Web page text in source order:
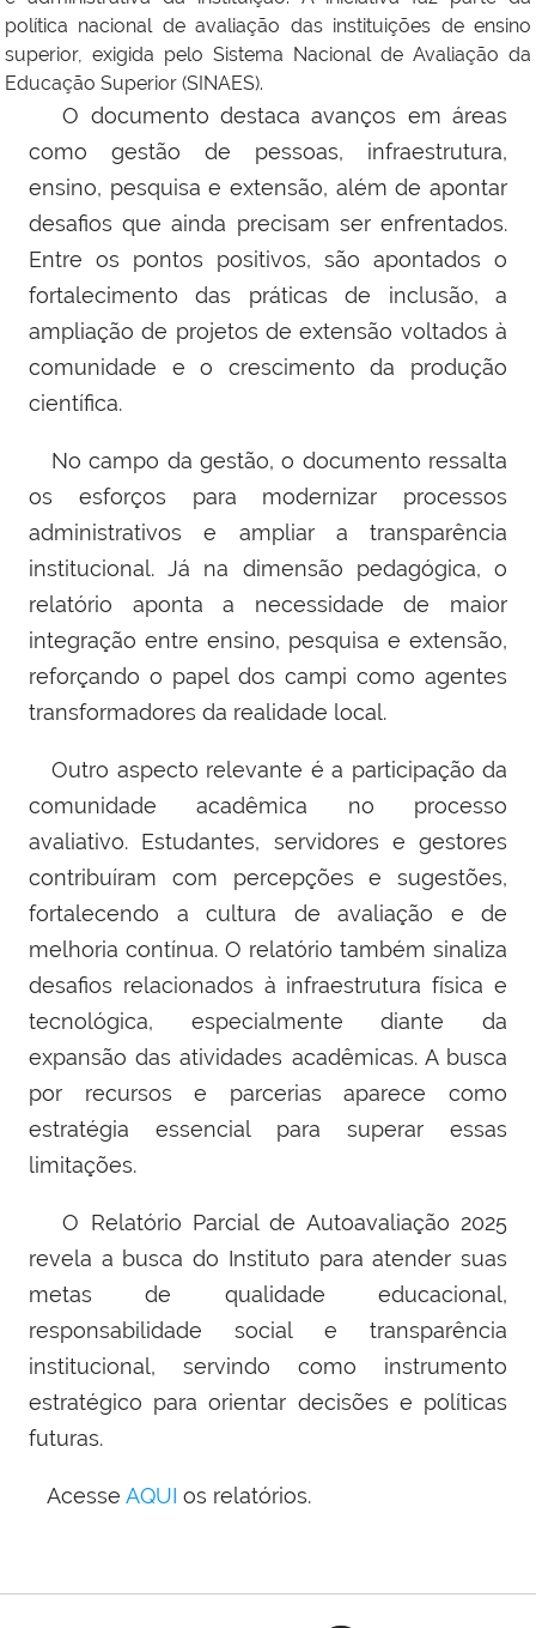
política nacional de avaliação das instituições de ensino
superior, exigida pelo Sistema Nacional de Avaliação da
Educação Superior (SINAES).
O documento destaca avanços em áreas
como gestão de pessoas, infraestrutura,
ensino, pesquisa e extensão, além de apontar
desafios que ainda precisam ser enfrentados.
Entre os pontos positivos, são apontados o
fortalecimento das práticas de inclusão, a
ampliação de projetos de extensão voltados à
comunidade e o crescimento da produção
científica.
No campo da gestão, o documento ressalta
os esforços para modernizar processos
administrativos e ampliar a transparência
institucional. Já na dimensão pedagógica, o
relatório aponta a necessidade de maior
integração entre ensino, pesquisa e extensão,
reforçando o papel dos campi como agentes
transformadores da realidade local.
Outro aspecto relevante é a participação da
comunidade acadêmica no processo
avaliativo. Estudantes, servidores e gestores
contribuíram com percepções e sugestões,
fortalecendo a cultura de avaliação e de
melhoria contínua. O relatório também sinaliza
desafios relacionados à infraestrutura física e
tecnológica, especialmente diante da
expansão das atividades acadêmicas. A busca
por recursos e parcerias aparece como
estratégia essencial para superar essas
limitações.
O Relatório Parcial de Autoavaliação 2025
revela a busca do Instituto para atender suas
metas de qualidade educacional,
responsabilidade social e transparência
institucional, servindo como instrumento
estratégico para orientar decisões e políticas
futuras.
Acesse AQUI os relatórios.